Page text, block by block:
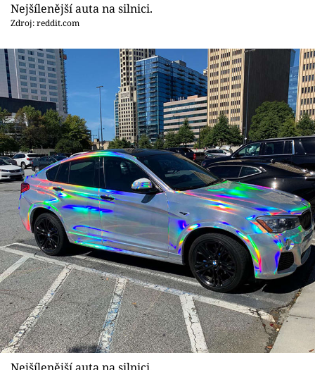
Nejšílenější auta na silnici.
Zdroj: reddit.com